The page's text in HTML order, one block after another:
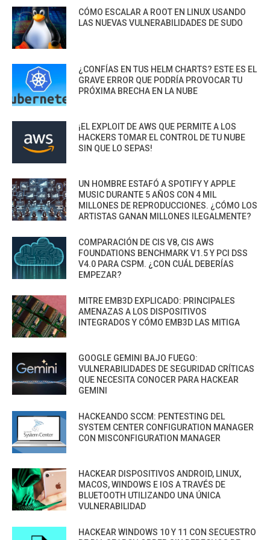
CÓMO ESCALAR A ROOT EN LINUX USANDO
LAS NUEVAS VULNERABILIDADES DE SUDO
¿CONFÍAS EN TUS HELM CHARTS? ESTE ES EL
GRAVE ERROR QUE PODRÍA PROVOCAR TU
PRÓXIMA BRECHA EN LA NUBE
¡EL EXPLOIT DE AWS QUE PERMITE A LOS
HACKERS TOMAR EL CONTROL DE TU NUBE
SIN QUE LO SEPAS!
UN HOMBRE ESTAFÓ A SPOTIFY Y APPLE
MUSIC DURANTE 5 AÑOS CON 4 MIL
MILLONES DE REPRODUCCIONES. ¿CÓMO LOS
ARTISTAS GANAN MILLONES ILEGALMENTE?
COMPARACIÓN DE CIS V8, CIS AWS
FOUNDATIONS BENCHMARK V1.5 Y PCI DSS
V4.0 PARA CSPM. ¿CON CUÁL DEBERÍAS
EMPEZAR?
MITRE EMB3D EXPLICADO: PRINCIPALES
AMENAZAS A LOS DISPOSITIVOS
INTEGRADOS Y CÓMO EMB3D LAS MITIGA
GOOGLE GEMINI BAJO FUEGO:
VULNERABILIDADES DE SEGURIDAD CRÍTICAS
QUE NECESITA CONOCER PARA HACKEAR
GEMINI
HACKEANDO SCCM: PENTESTING DEL
SYSTEM CENTER CONFIGURATION MANAGER
CON MISCONFIGURATION MANAGER
HACKEAR DISPOSITIVOS ANDROID, LINUX,
MACOS, WINDOWS E IOS A TRAVÉS DE
BLUETOOTH UTILIZANDO UNA ÚNICA
VULNERABILIDAD
HACKEAR WINDOWS 10 Y 11 CON SECUESTRO